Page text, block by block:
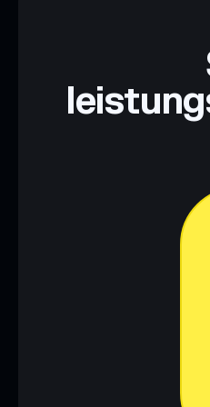
dar. Recherchiere stets